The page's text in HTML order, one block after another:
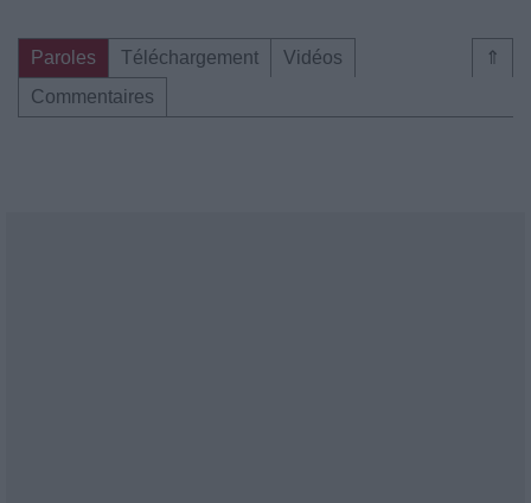
⇑
Paroles Téléchargement
Vidéos
Commentaires